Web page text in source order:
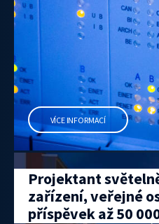
VÍCE INFORMACÍ
Projektant
zařízení, veřejné
příspěvek až 50